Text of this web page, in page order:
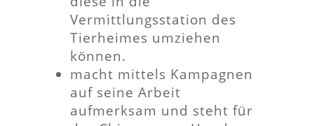
Vermittlungsstation des
Tierheimes umziehen
können.
macht mittels Kampagnen
auf seine Arbeit
aufmerksam und steht für